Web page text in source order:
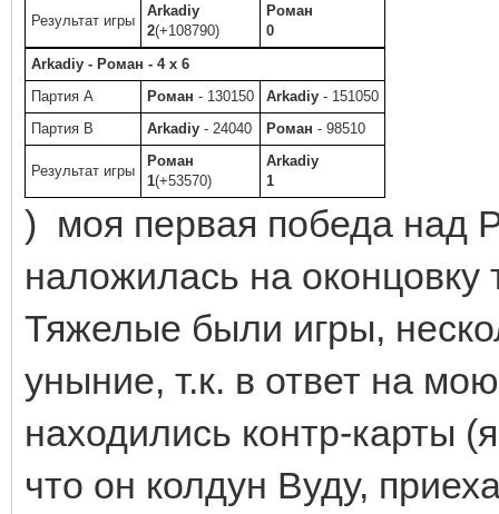
Результат игры
Arkadiy
2(+108790)
Роман
0
Arkadiy - Роман - 4 x 6
Партия A
Роман - 130150 Arkadiy - 151050
Партия B
Arkadiy - 24040 Роман - 98510
Результат игры
Роман
1(+53570)
Arkadiy
1
) моя первая победа над
наложилась на оконцовку
Тяжелые были игры,
уныние, т.к. в ответ на
находились контр-карты
что он колдун Вуду,